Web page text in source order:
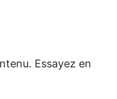
Essayez en